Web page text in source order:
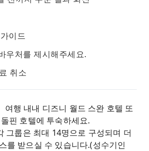
이드
우처를 제시해주세요.
취소
여행 내내 디즈니 월드 스완 호텔 또
핀 호텔에 투숙하세요.
그룹은 최대 14명으로 구성되며 더
를 받으실 수 있습니다.(성수기인